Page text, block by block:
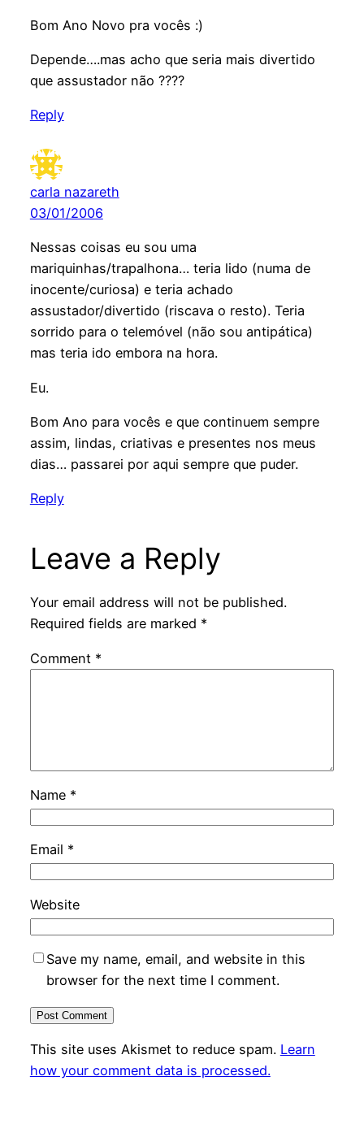
Bom Ano Novo pra vocês :)
Depende….mas acho que seria mais divertido
que assustador não ????
Reply
carla nazareth
03/01/2006
Nessas coisas eu sou uma
mariquinhas/trapalhona… teria lido (numa de
inocente/curiosa) e teria achado
assustador/divertido (riscava o resto). Teria
sorrido para o telemóvel (não sou antipática)
mas teria ido embora na hora.
Eu.
Bom Ano para vocês e que continuem sempre
assim, lindas, criativas e presentes nos meus
dias… passarei por aqui sempre que puder.
Reply
Leave a Reply
Your email address will not be published.
Required fields are marked *
Comment *
Name *
Email *
Website
Save my name, email, and website in this
browser for the next time I comment.
This site uses Akismet to reduce spam. Learn
how your comment data is processed.